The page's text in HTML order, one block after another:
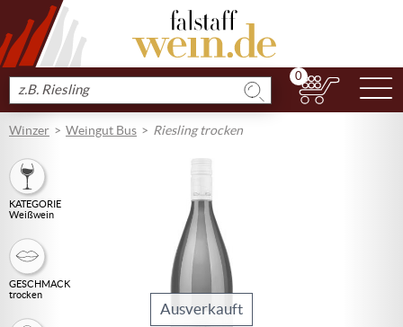
Produkt
suchen
0
Winzer Weingut Bus Riesling trocken
KATEGORIE
Weißwein
GESCHMACK
trocken
Ausverkauft